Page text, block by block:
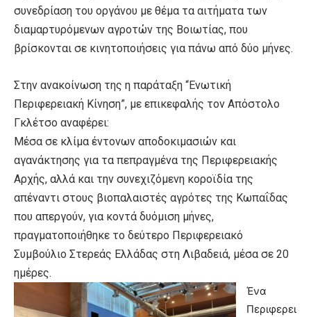
συνεδρίαση του οργάνου με θέμα τα αιτήματα των
διαμαρτυρόμενων αγροτών της Βοιωτίας, που
βρίσκονται σε κινητοποιήσεις για πάνω από δύο μήνες.
Στην ανακοίνωση της η παράταξη “Ενωτική
Περιφερειακή Κίνηση”, με επικεφαλής τον Απόστολο
Γκλέτσο αναφέρει:
Μέσα σε κλίμα έντονων αποδοκιμασιών και
αγανάκτησης για τα πεπραγμένα της Περιφερειακής
Αρχής, αλλά και την συνεχιζόμενη κοροϊδία της
απέναντι στους βιοπαλαιστές αγρότες της Κωπαΐδας
που απεργούν, για κοντά δυόμιση μήνες,
πραγματοποιήθηκε το δεύτερο Περιφερειακό
Συμβούλιο Στερεάς Ελλάδας στη Λιβαδειά, μέσα σε 20
ημέρες.
Ένα
Περιφερει